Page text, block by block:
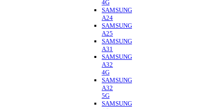
4G
SAMSUNG
A24
SAMSUNG
A25
SAMSUNG
A31
SAMSUNG
A32
4G
SAMSUNG
A32
5G
SAMSUNG